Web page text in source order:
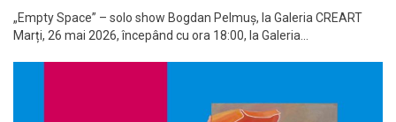
„Empty Space” – solo show Bogdan Pelmuș, la Galeria CREART
Marți, 26 mai 2026, începând cu ora 18:00, la Galeria...